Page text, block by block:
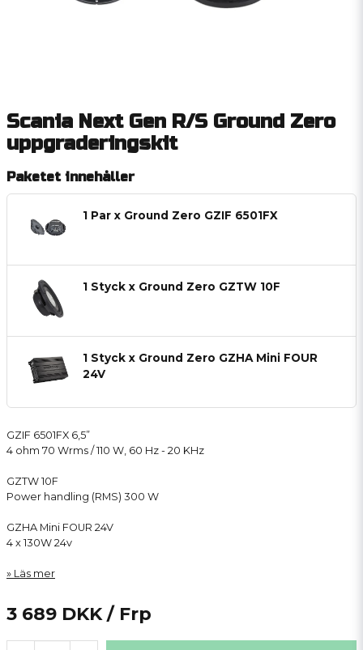
Scania Next Gen R/S Ground Zero
uppgraderingskit
Paketet innehåller
1 Par x Ground Zero GZIF 6501FX
1 Styck x Ground Zero GZTW 10F
1 Styck x Ground Zero GZHA Mini FOUR
24V
GZIF 6501FX 6,5”
4 ohm 70 Wrms / 110 W, 60 Hz - 20 KHz
GZTW 10F
Power handling (RMS) 300 W
GZHA Mini FOUR 24V
4 x 130W 24v
Läs mer
3 689 DKK / Frp